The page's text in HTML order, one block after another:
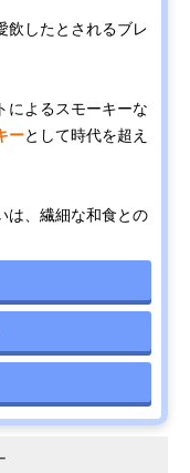
飲したとされるブレ
によるスモーキーな
ーとして時代を超え
は、繊細な和食との